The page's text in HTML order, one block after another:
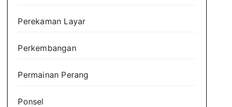
Perekaman Layar
Perkembangan
Permainan Perang
Ponsel